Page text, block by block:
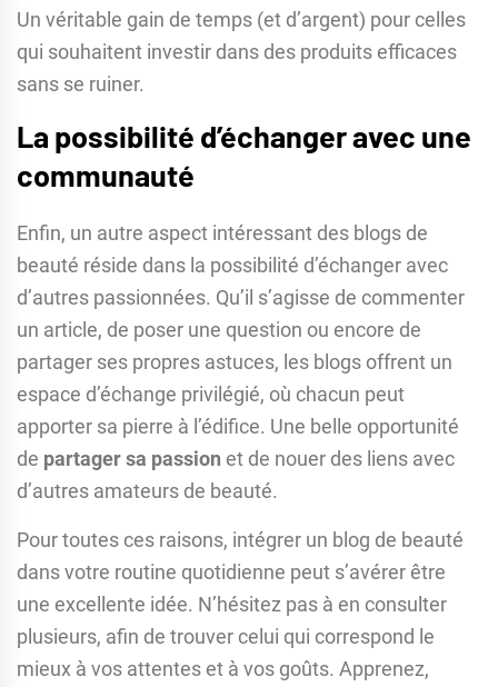
Un véritable gain de temps (et d’argent) pour celles
qui souhaitent investir dans des produits efficaces
sans se ruiner.
La possibilité d’échanger avec une
communauté
Enfin, un autre aspect intéressant des blogs de
beauté réside dans la possibilité d’échanger avec
d’autres passionnées. Qu’il s’agisse de commenter
un article, de poser une question ou encore de
partager ses propres astuces, les blogs offrent un
espace d’échange privilégié, où chacun peut
apporter sa pierre à l’édifice. Une belle opportunité
de partager sa passion et de nouer des liens avec
d’autres amateurs de beauté.
Pour toutes ces raisons, intégrer un blog de beauté
dans votre routine quotidienne peut s’avérer être
une excellente idée. N’hésitez pas à en consulter
plusieurs, afin de trouver celui qui correspond le
mieux à vos attentes et à vos goûts. Apprenez,